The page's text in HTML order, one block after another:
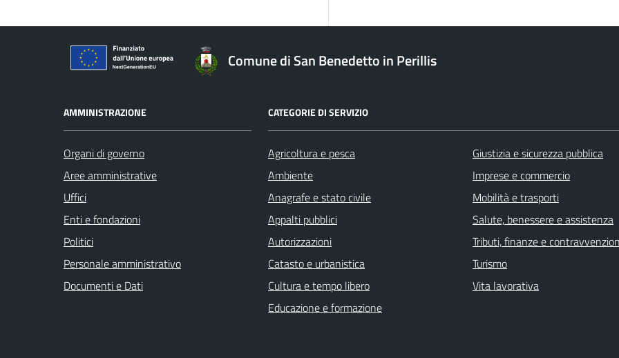
Comune di San Benedetto in Perillis
AMMINISTRAZIONE
Organi di governo
Aree amministrative
Uffici
Enti e fondazioni
Politici
Personale amministrativo
Documenti e Dati
CATEGORIE DI SERVIZIO
Agricoltura e pesca
Ambiente
Anagrafe e stato civile
Appalti pubblici
Autorizzazioni
Catasto e urbanistica
Cultura e tempo libero
Educazione e formazione
Giustizia e sicurezza pubblica
Imprese e commercio
Mobilità e trasporti
Salute, benessere e assistenza
Tributi, finanze e
Turismo
Vita lavorativa